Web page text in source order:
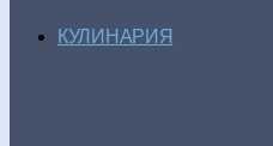
КУЛИНАРИЯ